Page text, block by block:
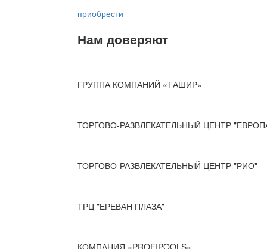
приобрести
Нам доверяют
ГРУППА КОМПАНИЙ «ТАШИР»
ТОРГОВО-РАЗВЛЕКАТЕЛЬНЫЙ ЦЕНТР
ТОРГОВО-РАЗВЛЕКАТЕЛЬНЫЙ ЦЕНТР "РИО"
ТРЦ "ЕРЕВАН ПЛАЗА"